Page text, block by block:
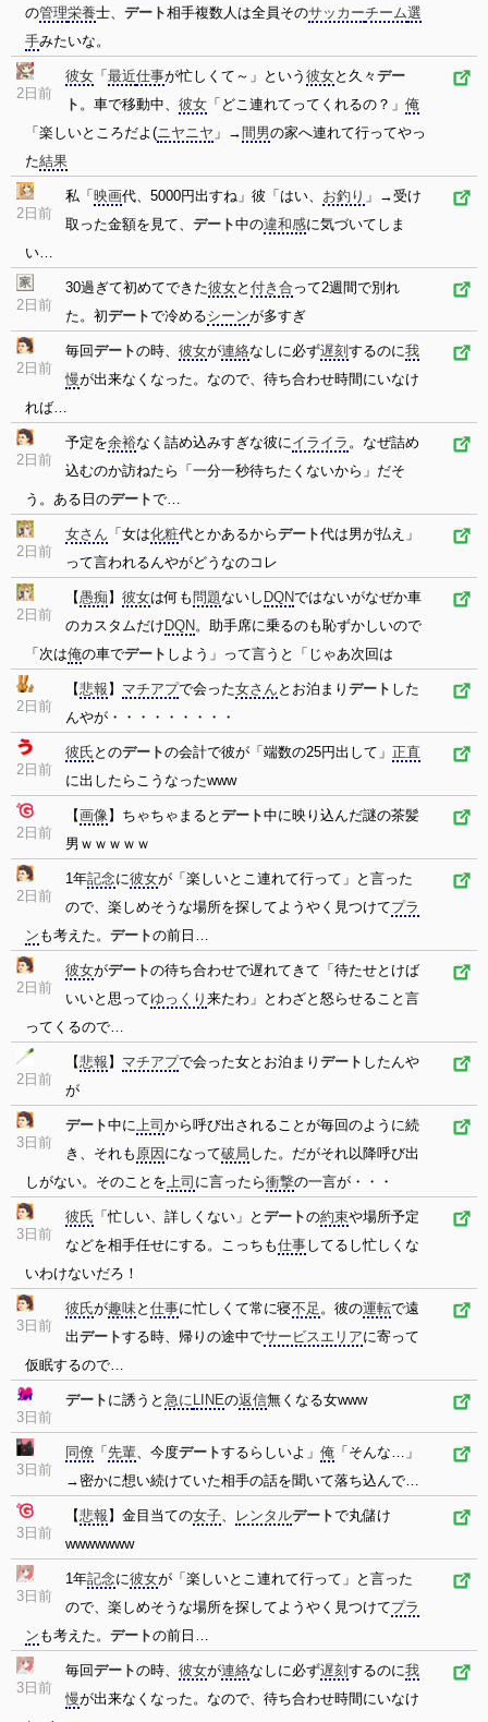
の管理栄養士、 デート相手複数人は全員そのサッカーチーム選
手みたいな。
2日前
彼女 「 最近仕事が忙しくて～」という 彼女と久々 デー
ト 。車で移動中、 彼女 「どこ連れてってくれるの？」 俺
「楽しいところだよ(ニヤニヤ 」→ 間男の家へ連れて行ってやっ
た結果
2日前
私「 映画代、5000円出すね」彼「はい、 お釣り 」→受け
取った金額を見て、 デート中の違和感に気づいてしま
い…
2日前
30過ぎて初めてできた彼女と 付き合って2週間で別れ
た。初デートで冷めるシーンが多すぎ
2日前
毎回デートの時、 彼女が連絡なしに必ず遅刻 するのに我
慢が出来なくなった。なので、待ち合わせ時間にいなけ
れば…
2日前
予定を余裕なく詰め込みすぎな彼にイライラ 。なぜ詰め
込むのか訪ねたら「一分一秒待ちたくないから」だそ
う。ある日のデートで…
2日前
女さん 「女は化粧代とかあるからデート代は男が払え」
って言われるんやがどうなのコレ
2日前
【愚痴 】 彼女は何も 問題ないし DQNではないがなぜか車
のカスタムだけ DQN。助手席に乗るのも恥ずかしいので
「次は俺の車でデート しよう」って言うと「じゃあ次回は
2日前
【悲報 】 マチアプで会った女さん とお泊まり デート した
んやが・・・・・・・・・
2日前
彼氏 とのデートの会計で彼が「端数の25円出して」 正直
に出したらこうなったwww
2日前
【画像】ちゃちゃまると デート中に映り込んだ謎の茶髪
男ｗｗｗｗｗ
2日前
1年記念に彼女が「楽しいとこ連れて行って」と言った
ので、楽しめそうな場所を探してようやく見つけてプラ
ン も考えた。 デートの前日…
2日前
彼女がデートの待ち合わせで遅れてきて「待たせとけば
いいと思ってゆっくり 来たわ」とわざと怒らせること言
ってくるので…
2日前
【悲報 】 マチアプで会った女とお泊まり デート したんや
が
3日前
デート中に上司 から呼び出されることが毎回のように続
き、それも 原因 になって破局 した。だがそれ以降呼び出
しがない。そのことを上司 に言ったら衝撃の一言が・・・
3日前
彼氏 「忙しい、詳しくない」と デートの約束や場所予定
などを相手任せにする。こっちも仕事してるし忙しくな
いわけないだろ！
3日前
彼氏が趣味と 仕事に忙しくて常に寝不足 。彼の運転で遠
出デートする時、帰りの途中でサービスエリアに寄って
仮眠するので…
3日前
デート に誘うと 急に LINEの返信無くなる女www
3日前
同僚 「 先輩、今度デートするらしいよ」 俺 「そんな…」
→密かに想い続けていた相手の話を聞いて落ち込んで…
3日前
【悲報 】金目当ての女子、 レンタルデートで丸儲け
wwwwwww
3日前
1年記念に彼女が「楽しいとこ連れて行って」と言った
ので、楽しめそうな場所を探してようやく見つけてプラ
ン も考えた。 デートの前日…
3日前
毎回デートの時、 彼女が連絡なしに必ず遅刻 するのに我
慢が出来なくなった。なので、待ち合わせ時間にいなけ